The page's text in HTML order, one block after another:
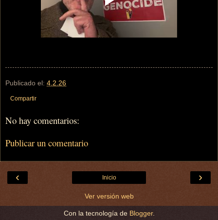
Publicado el: 4.2.26
Compartir
No hay comentarios:
Publicar un comentario
‹ ›
Inicio
Ver versión web
Con la tecnología de Blogger.